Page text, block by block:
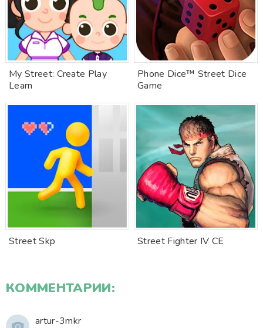
My Street: Create Play
Learn
Phone Dice™ Street Dice
Game
Street Skp Street Fighter IV CE
КОММЕНТАРИИ:
artur-3mkr